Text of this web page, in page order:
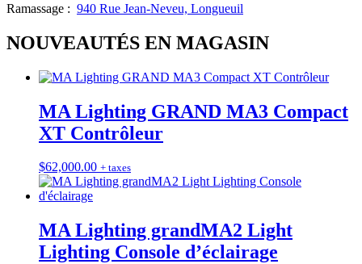
Ramassage : 940 Rue Jean-Neveu, Longueuil
NOUVEAUTÉS EN MAGASIN
MA Lighting GRAND MA3 Compact
XT Contrôleur
$62,000.00 + taxes
MA Lighting grandMA2 Light
Lighting Console d’éclairage